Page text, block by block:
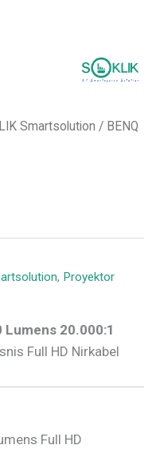
Smartsolution / BENQ
, Proyektor
Lumens 20.000:1
Full HD Nirkabel
Full HD